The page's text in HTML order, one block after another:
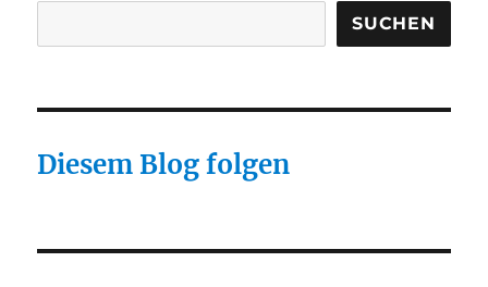
SUCHEN
Diesem Blog folgen